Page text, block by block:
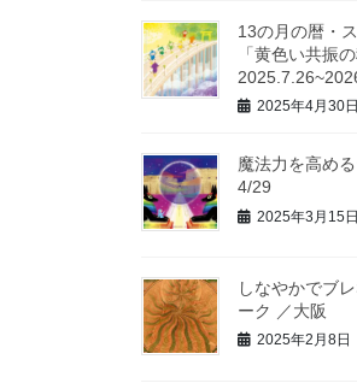
13の月の暦・
「黄色い共振
2025年4月30日
魔法力を高め
4/29
2025年3月15日
しなやかでブ
ーク ／大阪
2025年2月8日